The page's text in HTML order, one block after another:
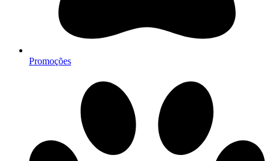
Promoções